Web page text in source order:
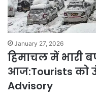
January 27, 2026
हिमाचल में भारी
आज:Tourists को
Advisory